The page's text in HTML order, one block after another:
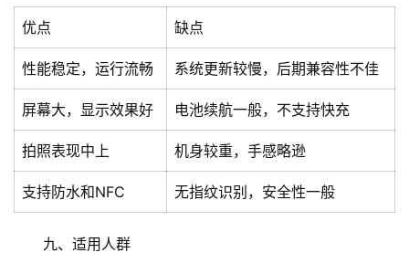
列
表
讯
更
多
页
优点 缺点
性能稳定，运行流畅 系统更新较慢，后期兼容性不佳
屏幕大，显示效果好 电池续航一般，不支持快充
拍照表现中上 机身较重，手感略逊
支持防水和NFC 无指纹识别，安全性一般
九、适用人群